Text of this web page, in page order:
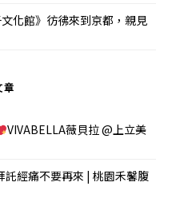
化館》彷彿來到京都，親見
章
VIVABELLA薇貝拉 @上立美
經痛不要再來 | 桃園禾馨腹